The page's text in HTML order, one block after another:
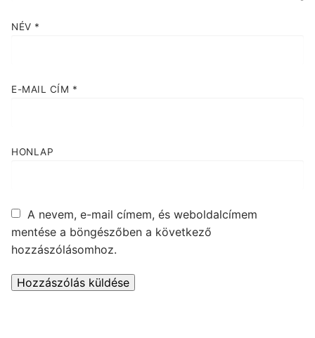
NÉV *
E-MAIL CÍM *
HONLAP
A nevem, e-mail címem, és weboldalcímem
mentése a böngészőben a következő
hozzászólásomhoz.